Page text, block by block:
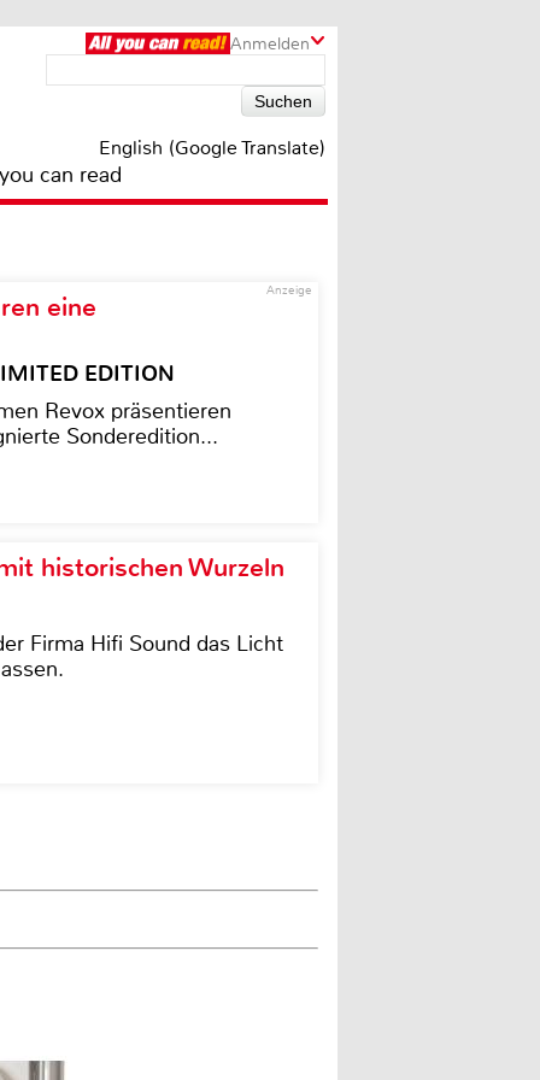
Anmelden
English (Google Translate)
can read
Anzeige
eine
EDITION
Revox präsentieren
Sonderedition...
historischen Wurzeln
Firma Hifi Sound das Licht